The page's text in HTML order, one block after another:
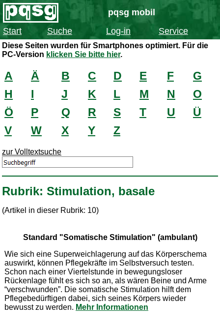
pqsg mobil
Start
Suche Log-in Service
Diese Seiten wurden für Smartphones optimiert. Für die
PC-Version klicken Sie bitte hier.
A Ä B C D E F
G
H
I J K L M N
O
Ö
P Q R S T U
Ü
V
W X Y Z
zur Volltextsuche
Rubrik: Stimulation, basale
(Artikel in dieser Rubrik: 10)
Standard "Somatische Stimulation" (ambulant)
Wie sich eine Superweichlagerung auf das Körperschema
auswirkt, können Pflegekräfte im Selbstversuch testen.
Schon nach einer Viertelstunde in bewegungsloser
Rückenlage fühlt es sich so an, als wären Beine und Arme
“verschwunden”. Die somatische Stimulation hilft dem
Pflegebedürftigen dabei, sich seines Körpers wieder
bewusst zu werden. Mehr Informationen